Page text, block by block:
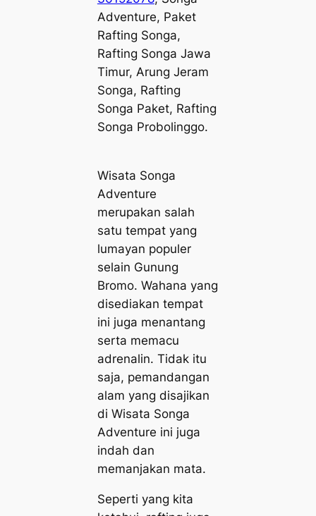
Adventure, Paket
Rafting Songa,
Rafting Songa Jawa
Timur, Arung Jeram
Songa, Rafting
Songa Paket, Rafting
Songa Probolinggo.
Wisata Songa
Adventure
merupakan salah
satu tempat yang
lumayan populer
selain Gunung
Bromo. Wahana yang
disediakan tempat
ini juga menantang
serta memacu
adrenalin. Tidak itu
saja, pemandangan
alam yang disajikan
di Wisata Songa
Adventure ini juga
indah dan
memanjakan mata.
Seperti yang kita